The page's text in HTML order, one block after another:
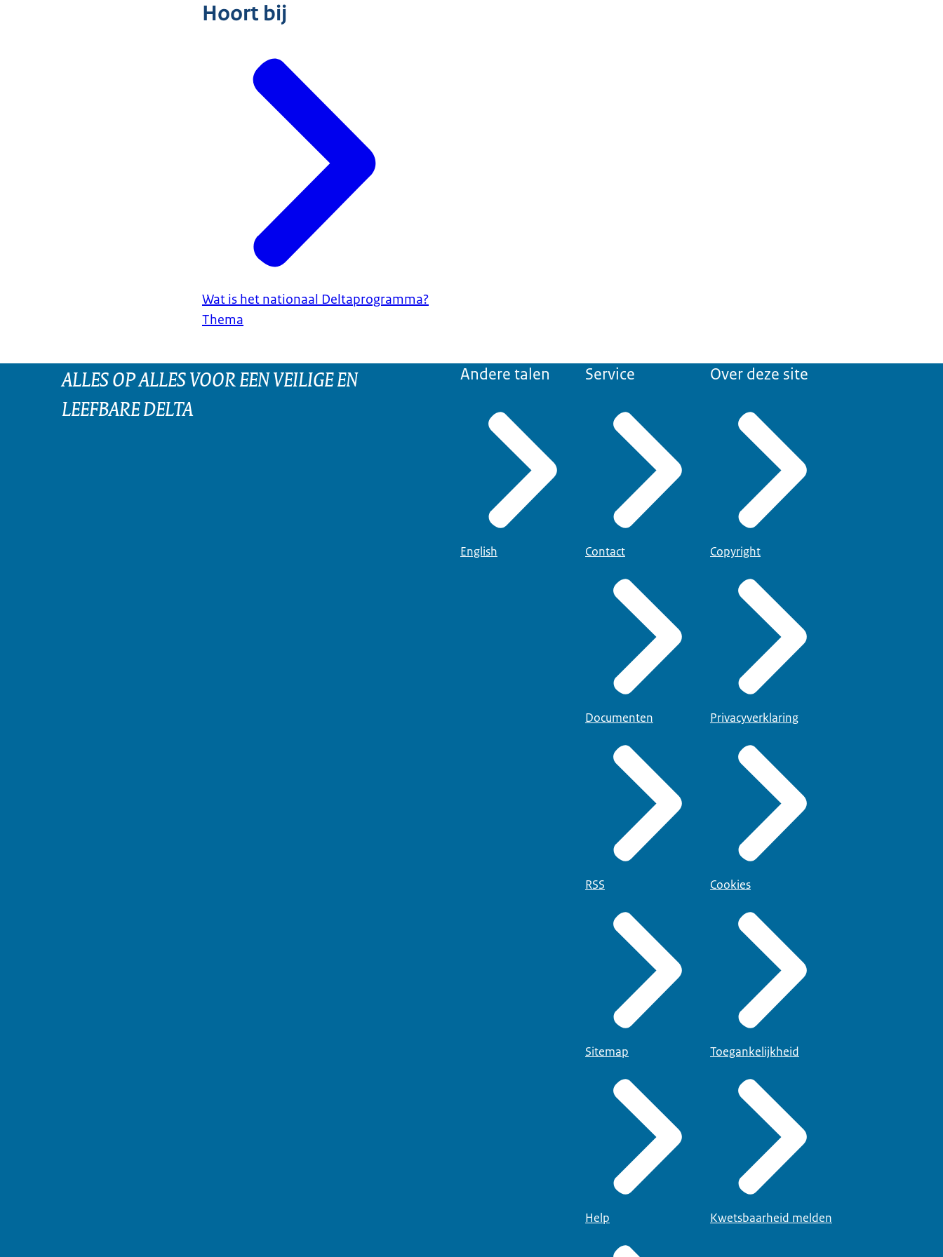
Hoort bij
Wat is het nationaal Deltaprogramma?
Thema
ALLES OP ALLES VOOR EEN VEILIGE EN
LEEFBARE DELTA
Andere talen
English
Service
Contact
Documenten
RSS
Sitemap
Help
Over deze site
Copyright
Privacyverklaring
Cookies
Toegankelijkheid
Kwetsbaarheid melden